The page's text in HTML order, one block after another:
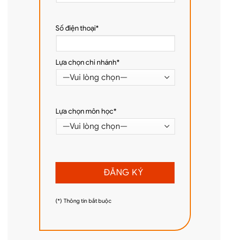
Số điện thoại*
Lựa chọn chi nhánh*
Lựa chọn môn học*
(*) Thông tin bắt buộc